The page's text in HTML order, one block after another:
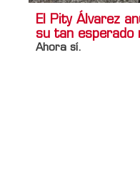
El Pity Álvarez
su tan esperado
Ahora sí.